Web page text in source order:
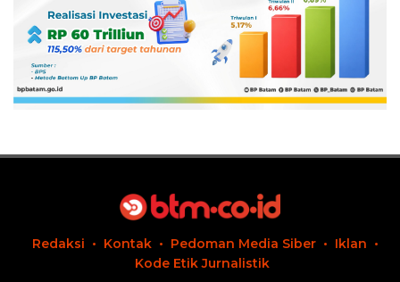
Redaksi Kontak Pedoman Media Siber
Iklan
Kode Etik Jurnalistik